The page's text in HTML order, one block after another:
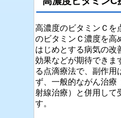
高濃度のビタミンＣを
のビタミンＣ濃度を高
はじめとする病気の改
効果などが期待できま
る点滴療法で、副作用
ず、一般的ながん治療
射線治療）と併用して
す。